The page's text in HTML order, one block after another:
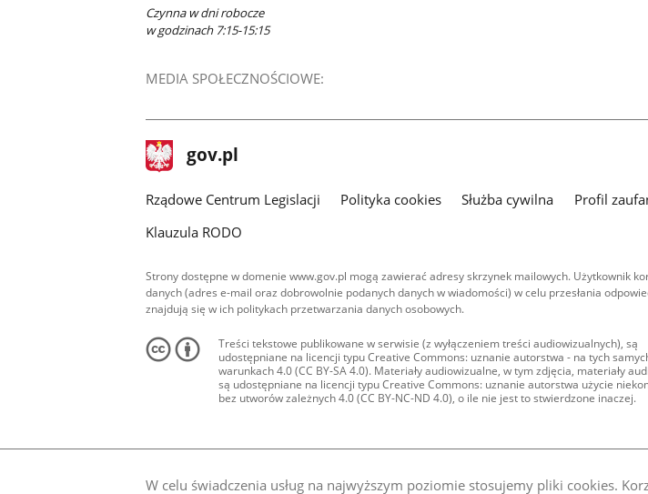
W celu świadczenia usług na najwyższym poziomie stosujemy pliki cookies.
Czynna w dni robocze
w godzinach 7:15-15:15
MEDIA SPOŁECZNOŚCIOWE:
stopka
gov.pl Strona
gov.pl
Rządowe Centrum Legislacji Polityka cookies Służba cywilna Profil
Klauzula RODO
Strony dostępne w domenie www.gov.pl mogą zawierać adresy skrzynek mailowych. Użytkownik
danych (adres e-mail oraz dobrowolnie podanych danych w wiadomości) w celu przesłania
znajdują się w ich politykach przetwarzania danych osobowych.
Treści tekstowe publikowane w serwisie (z wyłączeniem treści audiowizualnych), są
udostępniane na licencji typu Creative Commons: uznanie autorstwa - na tych
warunkach 4.0 (CC BY-SA 4.0). Materiały audiowizualne, w tym zdjęcia, materiały
są udostępniane na licencji typu Creative Commons: uznanie autorstwa użycie
bez utworów zależnych 4.0 (CC BY-NC-ND 4.0), o ile nie jest to stwierdzone inaczej.